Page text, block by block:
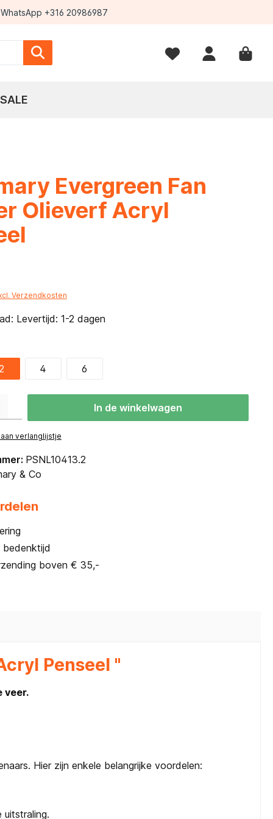
WhatsApp +316 20986987
SALE
Evergreen Fan
Olieverf Acryl
Verzendkosten
Levertijd: 1-2 dagen
4 6
In de winkelwagen
verlanglijstje
PSNL10413.2
& Co
boven € 35,-
Penseel "
veer.
Hier zijn enkele belangrijke voordelen:
uitstraling.